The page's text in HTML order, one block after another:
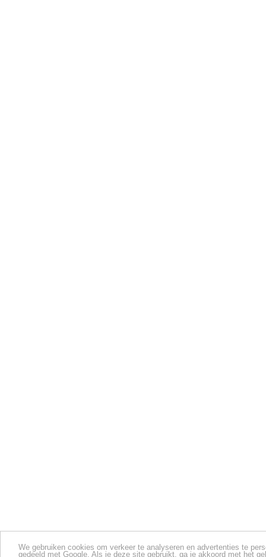
We gebruiken cookies om verkeer te analyseren en advertenties te
gedeeld met Google. Als je deze site gebruikt, ga je akkoord met het